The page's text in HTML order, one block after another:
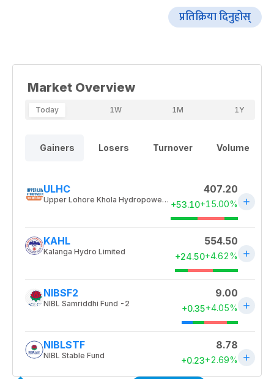
प्रतिक्रिया दिनुहोस्